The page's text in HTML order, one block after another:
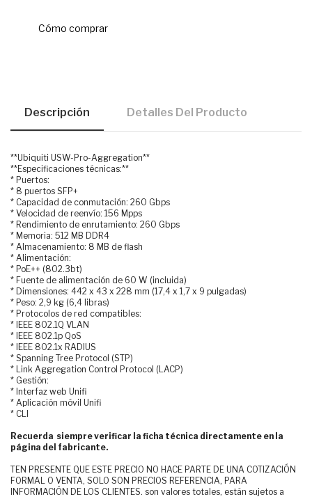
Cómo comprar
Descripción Detalles Del Producto
**Ubiquiti USW-Pro-Aggregation**
**Especificaciones técnicas:**
* Puertos:
* 8 puertos SFP+
* Capacidad de conmutación: 260 Gbps
* Velocidad de reenvío: 156 Mpps
* Rendimiento de enrutamiento: 260 Gbps
* Memoria: 512 MB DDR4
* Almacenamiento: 8 MB de flash
* Alimentación:
* PoE++ (802.3bt)
* Fuente de alimentación de 60 W (incluida)
* Dimensiones: 442 x 43 x 228 mm (17,4 x 1,7 x 9 pulgadas)
* Peso: 2,9 kg (6,4 libras)
* Protocolos de red compatibles:
* IEEE 802.1Q VLAN
* IEEE 802.1p QoS
* IEEE 802.1x RADIUS
* Spanning Tree Protocol (STP)
* Link Aggregation Control Protocol (LACP)
* Gestión:
* Interfaz web Unifi
* Aplicación móvil Unifi
* CLI
Recuerda siempre verificar la ficha técnica directamente en la
página del fabricante.
TEN PRESENTE QUE ESTE PRECIO NO HACE PARTE DE UNA COTIZACIÓN
FORMAL O VENTA, SOLO SON PRECIOS REFERENCIA, PARA
INFORMACIÓN DE LOS CLIENTES. son valores totales, están sujetos a